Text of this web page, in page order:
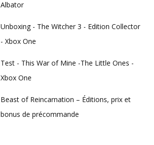
Albator
Unboxing - The Witcher 3 - Edition Collector
- Xbox One
Test - This War of Mine -The Little Ones -
Xbox One
Beast of Reincarnation – Éditions, prix et
bonus de précommande